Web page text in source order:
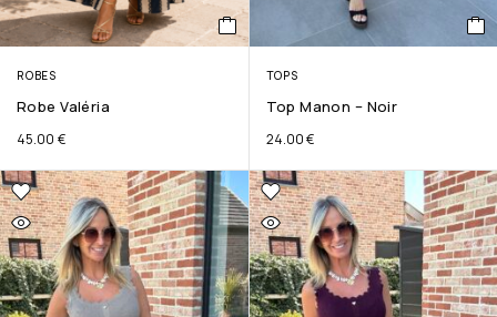
ROBES
Robe Valéria
45.00 €
TOPS
Top Manon – Noir
24.00€